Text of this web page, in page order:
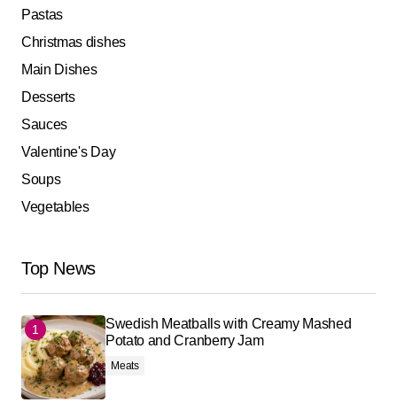
Pastas
Christmas dishes
Main Dishes
Desserts
Sauces
Valentine's Day
Soups
Vegetables
Top News
Swedish Meatballs with Creamy Mashed
Potato and Cranberry Jam
Meats